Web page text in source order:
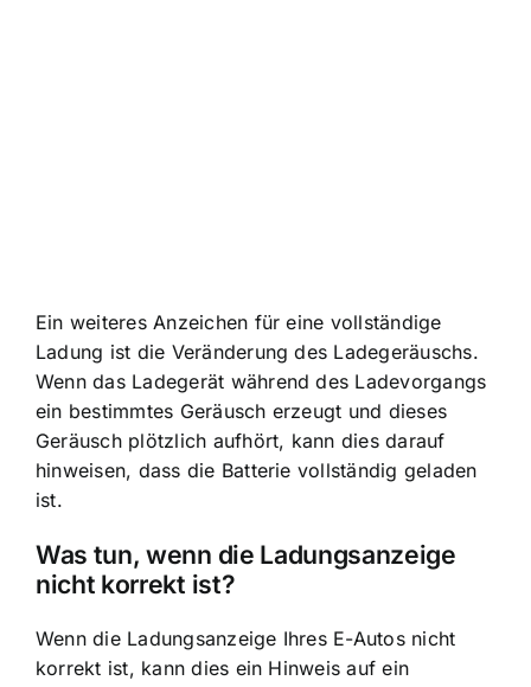
Ein weiteres Anzeichen für eine vollständige
Ladung ist die Veränderung des Ladegeräuschs.
Wenn das Ladegerät während des Ladevorgangs
ein bestimmtes Geräusch erzeugt und dieses
Geräusch plötzlich aufhört, kann dies darauf
hinweisen, dass die Batterie vollständig geladen
ist.
Was tun, wenn die Ladungsanzeige
nicht korrekt ist?
Wenn die Ladungsanzeige Ihres E-Autos nicht
korrekt ist, kann dies ein Hinweis auf ein